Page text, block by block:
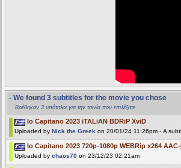
- We found 3 subtitles for the movie you chose
Βρέθηκαν 3 υπότιτλοι για την ταινία που επιλέξατε
Io Capitano 2023 iTALiAN BDRiP XviD
Uploaded by Nick the Greek on 20/01/24 11:26pm - A
Io Capitano 2023 720p-1080p WEBRip x264 AAC-
Uploaded by chaos70 on 23/12/23 02:21am